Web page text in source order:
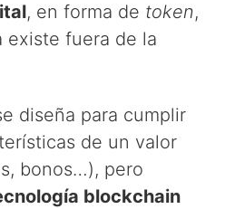
, en forma de token,
existe fuera de la
diseña para cumplir
de un valor
bonos…), pero
blockchain